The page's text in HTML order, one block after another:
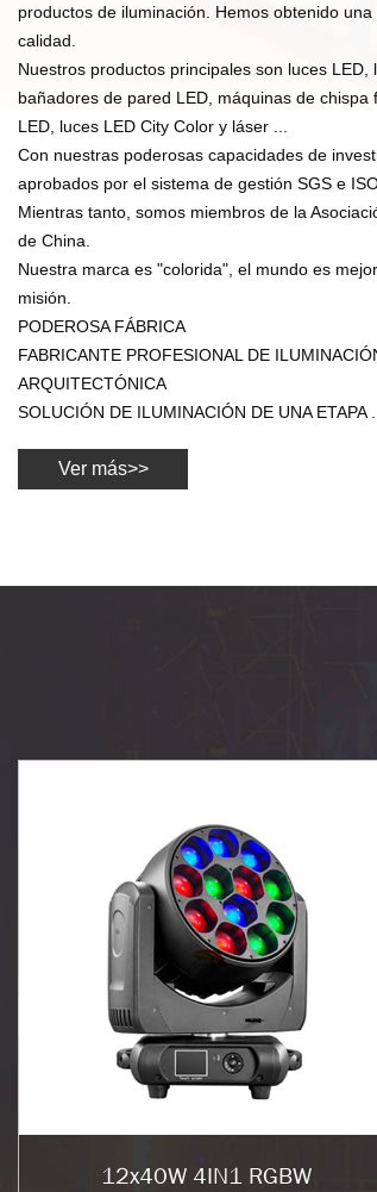
productos de iluminación. Hemos obtenido
calidad.
Nuestros productos principales son luces LED,
bañadores de pared LED, máquinas de
LED, luces LED City Color y láser ...
Con nuestras poderosas capacidades de
aprobados por el sistema de gestión SGS e
Mientras tanto, somos miembros de la
de China.
Nuestra marca es "colorida", el mundo es
misión.
PODEROSA FÁBRICA
FABRICANTE PROFESIONAL DE
ARQUITECTÓNICA
SOLUCIÓN DE ILUMINACIÓN DE UNA ETAPA ...
Ver más>>
12x40W 4IN1 RGBW